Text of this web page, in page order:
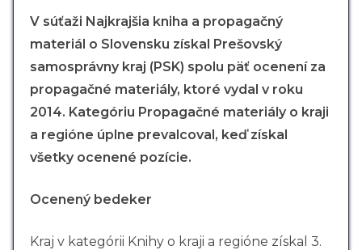
V súťaži Najkrajšia kniha a propagačný
materiál o Slovensku získal Prešovský
samosprávny kraj (PSK) spolu päť ocenení za
propagačné materiály, ktoré vydal v roku
2014. Kategóriu Propagačné materiály o kraji
a regióne úplne prevalcoval, keď získal
všetky ocenené pozície.
Ocenený bedeker
Kraj v kategórii Knihy o kraji a regióne získal 3.